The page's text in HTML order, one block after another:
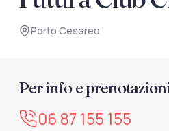
documenti di viaggio.
Porto Cesareo
Per info e
06 87 155 155